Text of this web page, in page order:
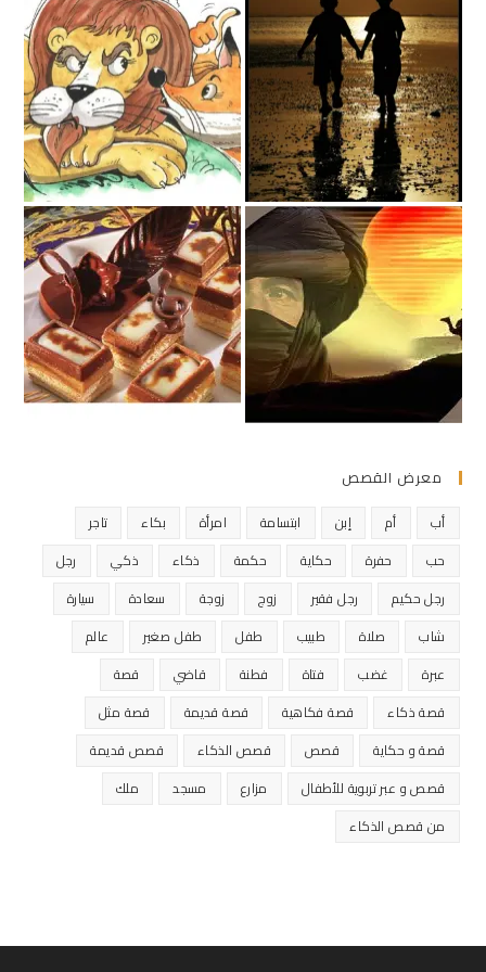
معرض القصص
أب أم إبن ابتسامة امرأة بكاء
تاجر
حب
حفرة حكاية حكمة ذكاء ذكي
رجل
رجل حكيم
رجل فقير زوج زوجة سعادة
سيارة
شاب
صلاة طبيب طفل طفل صغير
عالم
عبرة
غضب فتاة فطنة قاضي
قصة
قصة ذكاء
قصة فكاهية قصة قديمة
قصة مثل
قصة و حكاية
قصص قصص الذكاء
قصص قديمة
قصص و عبر تربوية للأطفال
مزارع مسجد
ملك
من قصص الذكاء